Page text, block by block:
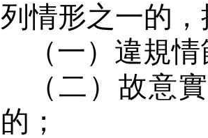
列情形之一的
（一）違規
（二）故意
的；